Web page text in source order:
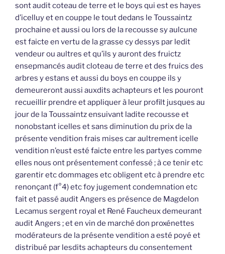
sont audit coteau de terre et le boys qui est es hayes
d’icelluy et en couppe le tout dedans le Toussaintz
prochaine et aussi ou lors de la recousse sy aulcune
est faicte en vertu de la grasse cy dessys par ledit
vendeur ou aultres et qu’ils y auront des fruictz
ensepmancés audit cloteau de terre et des fruics des
arbres y estans et aussi du boys en couppe ils y
demeureront aussi auxdits achapteurs et les pouront
recueillir prendre et appliquer à leur profilt jusques au
jour de la Toussaintz ensuivant ladite recousse et
nonobstant icelles et sans diminution du prix de la
présente vendition frais mises car aultrement icelle
vendition n’eust esté faicte entre les partyes comme
elles nous ont présentement confessé ; à ce tenir etc
garentir etc dommages etc obligent etc à prendre etc
renonçant (f°4) etc foy jugement condemnation etc
fait et passé audit Angers es présence de Magdelon
Lecamus sergent royal et René Faucheux demeurant
audit Angers ; et en vin de marché don proxénettes
modérateurs de la présente vendition a esté poyé et
distribué par lesdits achapteurs du consentement